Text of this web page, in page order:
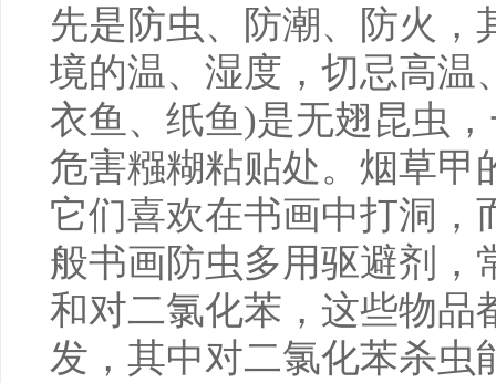
先是防虫、防潮、防火，
境的温、湿度，切忌高温
衣鱼、纸鱼)是无翅昆虫
危害糨糊粘贴处。烟草甲
它们喜欢在书画中打洞，
般书画防虫多用驱避剂，
和对二氯化苯，这些物品
发，其中对二氯化苯杀虫